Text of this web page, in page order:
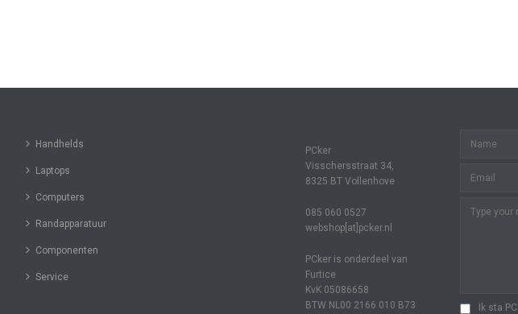
Handhelds
Laptops
Computers
Randapparatuur
Componenten
Service
PCker
Visschersstraat 34,
8325 BT Vollenhove
085 060 0527
webshop[at]pcker.nl
PCker is onderdeel van
Furtice
KvK 05086658
BTW NL00 2166 010 B73
Ik sta